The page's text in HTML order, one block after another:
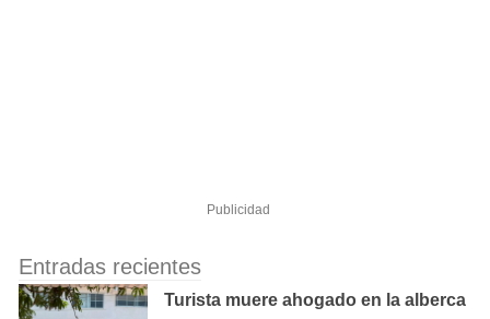
Publicidad
Entradas recientes
Turista muere ahogado en la alberca